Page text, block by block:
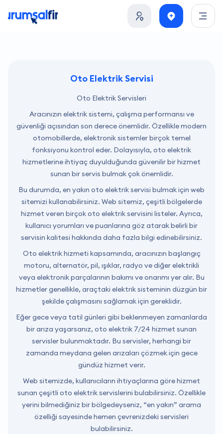
Oto Elektrik Servisi
Oto Elektrik Servisleri
Aracınızın elektrik sistemi, çalışma performansı ve
güvenliği açısından son derece önemlidir. Özellikle modern
otomobillerde, elektronik sistemler birçok temel
fonksiyonu kontrol eder. Dolayısıyla, oto elektrik
hizmetlerine ihtiyaç duyulduğunda güvenilir bir hizmet
sunan bir servis bulmak çok önemlidir.
Bu durumda, en yakın oto elektrik servisi bulmak için web
sitemizi kullanabilirsiniz. Web sitemiz, çeşitli bölgelerde
hizmet veren birçok oto elektrik servisini listeler. Ayrıca,
kullanıcı yorumları ve puanlarına göz atarak belirli bir
servisin kalitesi hakkında daha fazla bilgi edinebilirsiniz.
Oto elektrik hizmeti kapsamında, aracınızın başlangıç
motoru, alternatör, pil, ışıklar, radyo ve diğer elektrikli
veya elektronik parçalarının bakımı ve onarımı yer alır. Bu
hizmetler genellikle, araçtaki elektrik sisteminin düzgün bir
şekilde çalışmasını sağlamak için gereklidir.
Eğer gece veya tatil günleri gibi beklenmeyen zamanlarda
bir arıza yaşarsanız, oto elektrik 7/24 hizmet sunan
servisler bulunmaktadır. Bu servisler, herhangi bir
zamanda meydana gelen arızaları çözmek için gece
gündüz hizmet verir.
Web sitemizde, kullanıcıların ihtiyaçlarına göre hizmet
sunan çeşitli oto elektrik servislerini bulabilirsiniz. Özellikle
yerini bilmediğiniz bir bölgedeyseniz, “en yakın” arama
özelliği sayesinde hemen çevrenizdeki servisleri
bulabilirsiniz.